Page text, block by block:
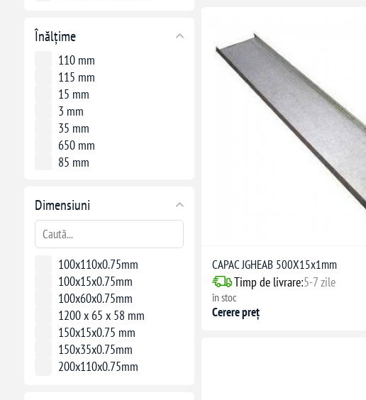
Înălțime
110 mm
115 mm
15 mm
3 mm
35 mm
650 mm
85 mm
Dimensiuni
100x110x0.75mm
100x15x0.75mm
100x60x0.75mm
1200 x 65 x 58 mm
150x15x0.75 mm
150x35x0.75mm
200x110x0.75mm
CAPAC JGHEAB 500X15x1mm
Timp de livrare:5-7 zile
în stoc
Cerere preț